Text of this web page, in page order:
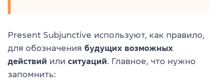
Present Subjunctive используют, как правило,
для обозначения будущих возможных
действий или ситуаций . Главное, что нужно
запомнить: